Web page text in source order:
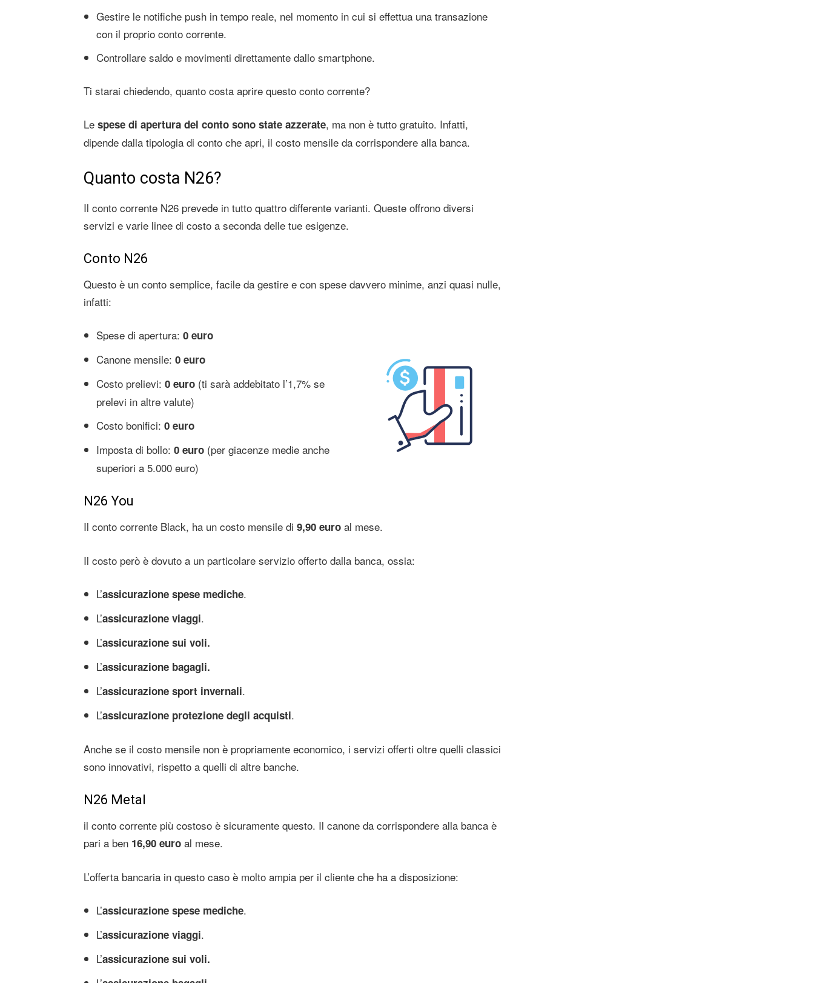
Gestire le notifiche push in tempo reale, nel momento in cui si effettua una transazione
con il proprio conto corrente.
Controllare saldo e movimenti direttamente dallo smartphone.
Ti starai chiedendo, quanto costa aprire questo conto corrente?
Le spese di apertura del conto sono state azzerate, ma non è tutto gratuito. Infatti,
dipende dalla tipologia di conto che apri, il costo mensile da corrispondere alla banca.
Quanto costa N26?
Il conto corrente N26 prevede in tutto quattro differente varianti. Queste offrono diversi
servizi e varie linee di costo a seconda delle tue esigenze.
Conto N26
Questo è un conto semplice, facile da gestire e con spese davvero minime, anzi quasi nulle,
infatti:
Spese di apertura: 0 euro
Canone mensile: 0 euro
Costo prelievi: 0 euro (ti sarà addebitato l’1,7% se
prelevi in altre valute)
Costo bonifici: 0 euro
Imposta di bollo: 0 euro (per giacenze medie anche
superiori a 5.000 euro)
N26 You
Il conto corrente Black, ha un costo mensile di 9,90 euro al mese.
Il costo però è dovuto a un particolare servizio offerto dalla banca, ossia:
L’assicurazione spese mediche.
L’assicurazione viaggi.
L’assicurazione sui voli.
L’assicurazione bagagli.
L’assicurazione sport invernali.
L’assicurazione protezione degli acquisti.
Anche se il costo mensile non è propriamente economico, i servizi offerti oltre quelli classici
sono innovativi, rispetto a quelli di altre banche.
N26 Metal
il conto corrente più costoso è sicuramente questo. Il canone da corrispondere alla banca è
pari a ben 16,90 euro al mese.
L’offerta bancaria in questo caso è molto ampia per il cliente che ha a disposizione:
L’assicurazione spese mediche.
L’assicurazione viaggi.
L’assicurazione sui voli.